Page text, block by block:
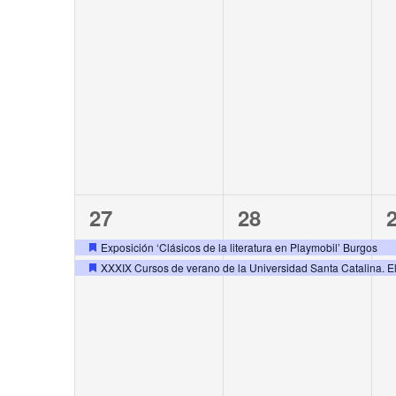
2
events,
27
Exposición ‘Clásicos de la literatura en Playmobil’ Burgos
XXXIX Cursos de verano de la Universidad Santa Catalina.
2
events,
28
2